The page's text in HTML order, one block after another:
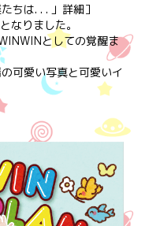
ちは. . . 」詳細］
なりました。
としての覚醒ま
可愛い写真と可愛いイ